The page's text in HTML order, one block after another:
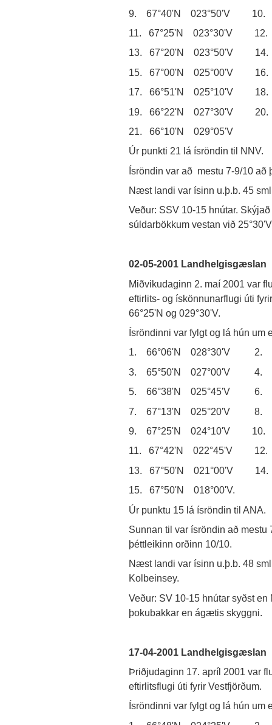
9. 67°40'N 023°50'V 10.
11. 67°25'N 023°30'V 12.
13. 67°20'N 023°50'V 14.
15. 67°00'N 025°00'V 16.
17. 66°51'N 025°10'V 18.
19. 66°22'N 027°30'V 20.
21. 66°10'N 029°05'V
Úr punkti 21 lá ísröndin til NNV.
Ísröndin var að mestu 7-9/10 að
Næst landi var ísinn u.þ.b. 45
Veður: SSV 10-15 hnútar.
súldarbökkum vestan við
02-05-2001 Landhelgisgæslan
Miðvikudaginn 2. maí 2001 var
eftirlits- og ískönnunarflugi úti
66°25'N og 029°30'V.
Ísröndinni var fylgt og lá hún um
1. 66°06'N 028°30'V 2.
3. 65°50'N 027°00'V 4.
5. 66°38'N 025°45'V 6.
7. 67°13'N 025°20'V 8.
9. 67°25'N 024°10'V 10.
11. 67°42'N 022°45'V 12.
13. 67°50'N 021°00'V 14.
15. 67°50'N 018°00'V.
Úr punktu 15 lá ísröndin til ANA.
Sunnan til var ísröndin að mestu
þéttleikinn orðinn 10/10.
Næst landi var ísinn u.þ.b. 48
Kolbeinsey.
Veður: SV 10-15 hnútar syðst
þokubakkar en ágætis skyggni.
17-04-2001 Landhelgisgæslan
Þriðjudaginn 17. apríl 2001 var
eftirlitsflugi úti fyrir Vestfjörðum.
Ísröndinni var fylgt og lá hún um